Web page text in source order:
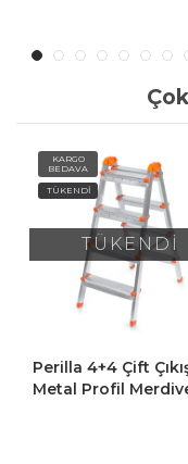
KARGO
BEDAVA
TÜKENDİ
TÜKENDİ
Perilla 4+4 Çift
Metal Profil